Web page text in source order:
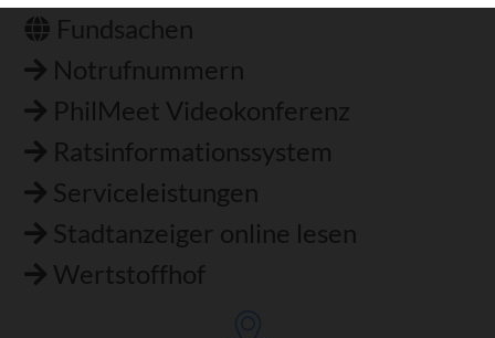
Fundsachen
Notrufnummern
PhilMeet Videokonferenz
Ratsinformationssystem
Serviceleistungen
Stadtanzeiger online lesen
Wertstoffhof